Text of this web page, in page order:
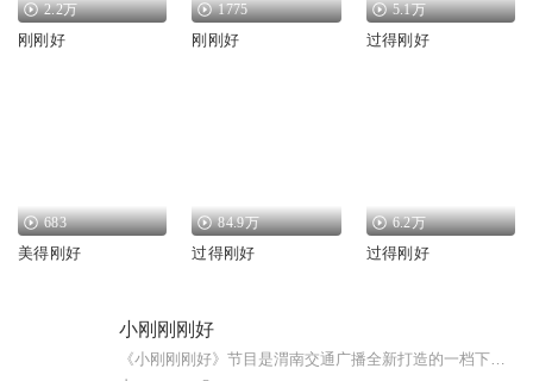
2.2万
刚刚好
1775
刚刚好
5.1万
过得刚好
683
美得刚好
84.9万
过得刚好
6.2万
过得刚好
小刚刚刚好